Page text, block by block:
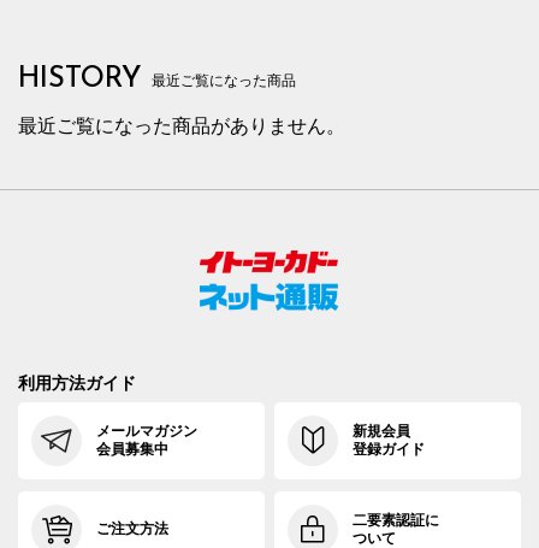
HISTORY 最近ご覧になった商品
最近ご覧になった商品がありません。
利用方法ガイド
メールマガジン
会員募集中
新規会員
登録ガイド
ご注文方法
二要素認証に
ついて